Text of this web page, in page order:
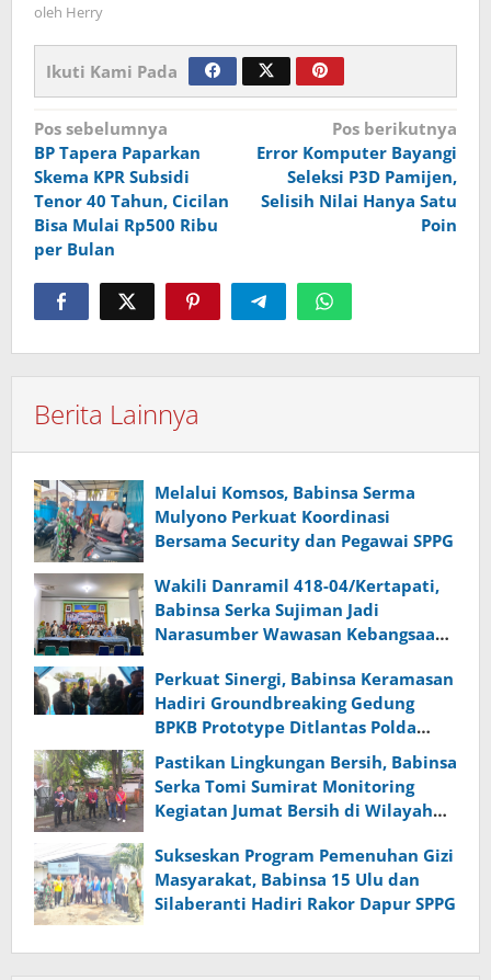
oleh Herry
Ikuti Kami Pada
Navigasi
pos
Pos sebelumnya
BP Tapera Paparkan
Skema KPR Subsidi
Tenor 40 Tahun, Cicilan
Bisa Mulai Rp500 Ribu
per Bulan
Pos berikutnya
Error Komputer Bayangi
Seleksi P3D Pamijen,
Selisih Nilai Hanya Satu
Poin
Berita Lainnya
Melalui Komsos, Babinsa Serma
Mulyono Perkuat Koordinasi
Bersama Security dan Pegawai SPPG
Wakili Danramil 418-04/Kertapati,
Babinsa Serka Sujiman Jadi
Narasumber Wawasan Kebangsaan
Perkuat Sinergi, Babinsa Keramasan
Hadiri Groundbreaking Gedung
BPKB Prototype Ditlantas Polda
Sumsel
Pastikan Lingkungan Bersih, Babinsa
Serka Tomi Sumirat Monitoring
Kegiatan Jumat Bersih di Wilayah
Sukseskan Program Pemenuhan Gizi
Masyarakat, Babinsa 15 Ulu dan
Silaberanti Hadiri Rakor Dapur SPPG